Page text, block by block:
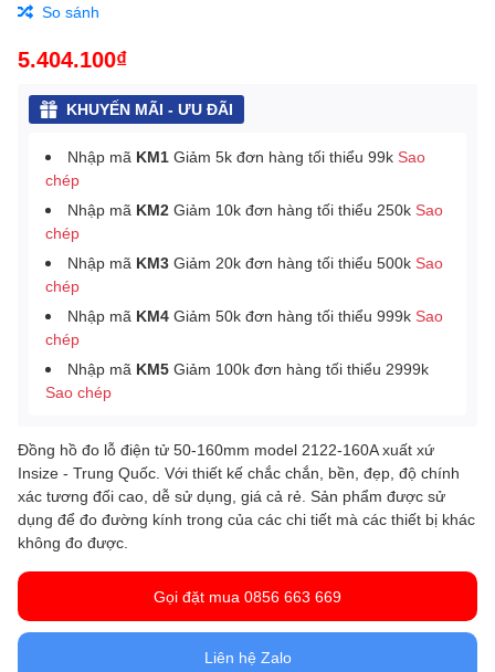
So sánh
5.404.100₫
KHUYẾN MÃI - ƯU ĐÃI
Nhập mã KM1 Giảm 5k đơn hàng tối thiểu 99k Sao
chép
Nhập mã KM2 Giảm 10k đơn hàng tối thiểu 250k Sao
chép
Nhập mã KM3 Giảm 20k đơn hàng tối thiểu 500k Sao
chép
Nhập mã KM4 Giảm 50k đơn hàng tối thiểu 999k Sao
chép
Nhập mã KM5 Giảm 100k đơn hàng tối thiểu 2999k
Sao chép
Đồng hồ đo lỗ điện tử 50-160mm model 2122-160A xuất xứ
Insize - Trung Quốc. Với thiết kế chắc chắn, bền, đẹp, độ chính
xác tương đối cao, dễ sử dụng, giá cả rẻ. Sản phẩm được sử
dụng để đo đường kính trong của các chi tiết mà các thiết bị khác
không đo được.
Gọi đặt mua 0856 663 669
Liên hệ Zalo